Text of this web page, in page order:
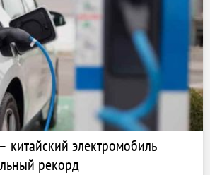
китайский электромобиль
рекорд